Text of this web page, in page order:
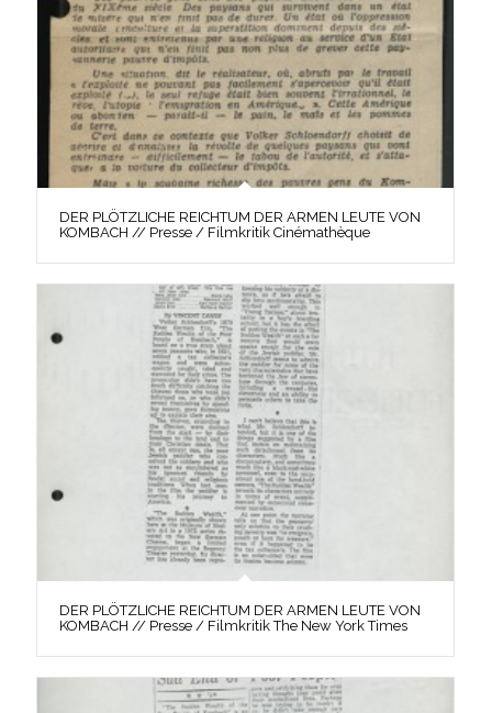
DER PLÖTZLICHE REICHTUM DER ARMEN LEUTE VON
KOMBACH // Presse / Filmkritik Cinémathèque
DER PLÖTZLICHE REICHTUM DER ARMEN LEUTE VON
KOMBACH // Presse / Filmkritik The New York Times